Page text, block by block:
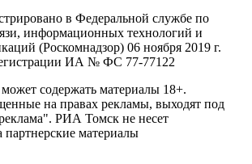
в Федеральной службе по
информационных технологий и
(Роскомнадзор) 06 ноября 2019 г.
ИА № ФС 77-77122
содержать материалы 18+.
на правах рекламы, выходят под
РИА Томск не несет
партнерские материалы